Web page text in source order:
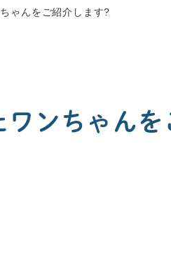
ゃんをご紹介します?
ンちゃん